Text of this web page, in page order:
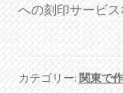
への刻印サービ
カテゴリー:関東で